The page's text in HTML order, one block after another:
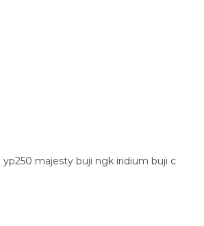
majesty buji ngk iridium buji c